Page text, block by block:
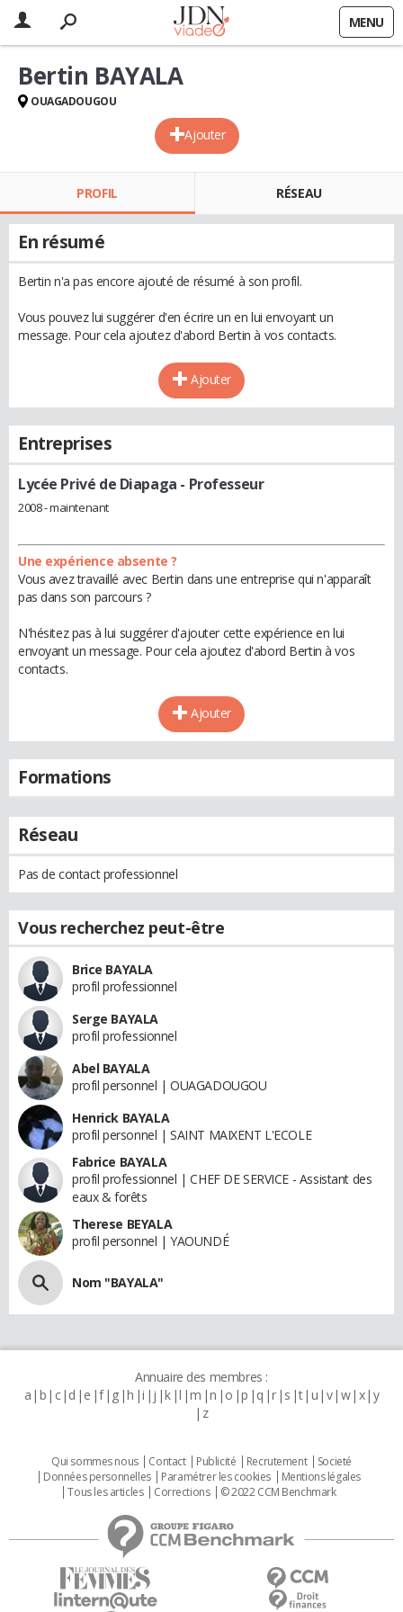
MENU
Ajouter
Bertin BAYALA
OUAGADOUGOU
PROFIL RÉSEAU
En résumé
Bertin n'a pas encore ajouté de résumé à son profil.
Vous pouvez lui suggérer d'en écrire un en lui envoyant un
message. Pour cela ajoutez d'abord Bertin à vos contacts.
Ajouter
Entreprises
Lycée Privé de Diapaga - Professeur
2008 - maintenant
Une expérience absente ?
Vous avez travaillé avec Bertin dans une entreprise qui n'apparaît
pas dans son parcours ?
N'hésitez pas à lui suggérer d'ajouter cette expérience en lui
envoyant un message. Pour cela ajoutez d'abord Bertin à vos
contacts.
Ajouter
Formations
Réseau
Pas de contact professionnel
Vous recherchez peut-être
Brice BAYALA
profil professionnel
Serge BAYALA
profil professionnel
Abel BAYALA
profil personnel | OUAGADOUGOU
Henrick BAYALA
profil personnel | SAINT MAIXENT L'ECOLE
Fabrice BAYALA
profil professionnel | CHEF DE SERVICE - Assistant des
eaux & forêts
Therese BEYALA
profil personnel | YAOUNDÉ
Nom "BAYALA"
Annuaire des membres :
a b c d e f g h i j k l m n o p q r s t u v w x y
z
Qui sommes nous Contact Publicité Recrutement
Societé
Données personnelles
Paramétrer les cookies
Mentions légales
Tous les articles
Corrections © 2022 CCM Benchmark